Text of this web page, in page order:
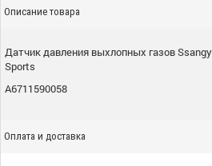
Описание товара
Датчик давления выхлопных газов
Sports
A6711590058
Оплата и доставка